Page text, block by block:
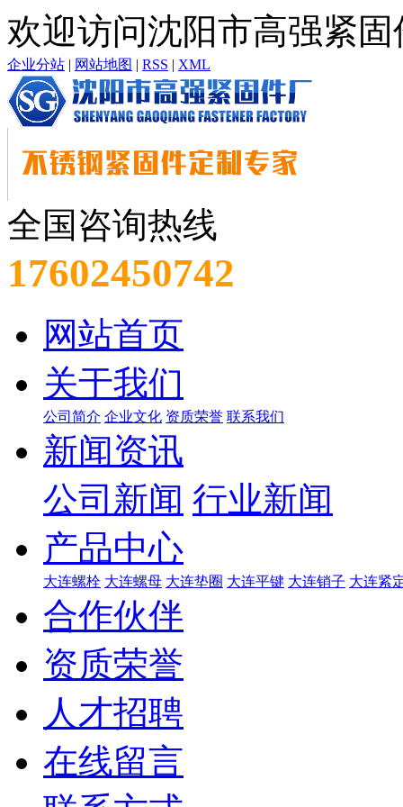
欢迎访问沈阳市高强紧
企业分站 | 网站地图 | RSS | XML
全国咨询热线
17602450742
网站首页
关于我们
公司简介 企业文化 资质荣誉 联系我们
新闻资讯
公司新闻 行业新闻
产品中心
大连螺栓 大连螺母 大连垫圈 大连平键 大连销子 大连紧
合作伙伴
资质荣誉
人才招聘
在线留言